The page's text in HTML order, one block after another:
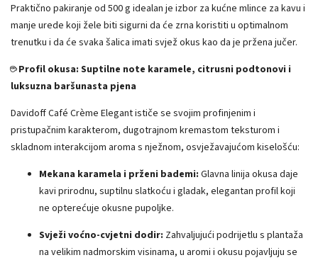
Praktično pakiranje od 500 g idealan je izbor za kućne mlince za kavu i
manje urede koji žele biti sigurni da će zrna koristiti u optimalnom
trenutku i da će svaka šalica imati svjež okus kao da je pržena jučer.
☕ Profil okusa: Suptilne note karamele, citrusni podtonovi i
luksuzna baršunasta pjena
Davidoff Café Crème Elegant ističe se svojim profinjenim i
pristupačnim karakterom, dugotrajnom kremastom teksturom i
skladnom interakcijom aroma s nježnom, osvježavajućom kiselošću:
Mekana karamela i prženi bademi: Glavna linija okusa daje
kavi prirodnu, suptilnu slatkoću i gladak, elegantan profil koji
ne opterećuje okusne pupoljke.
Svježi voćno-cvjetni dodir: Zahvaljujući podrijetlu s plantaža
na velikim nadmorskim visinama, u aromi i okusu pojavljuju se